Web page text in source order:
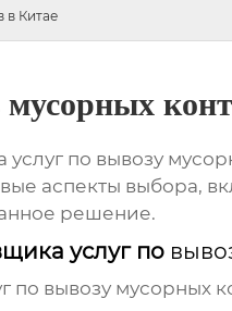
в Китае
по вывозу
аспекты выбора,
решение.
услуг по
по вывозу мусорных